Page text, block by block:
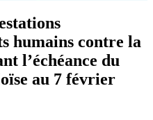
humains contre la
l’échéance du
au 7 février